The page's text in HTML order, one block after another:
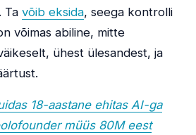
Ta võib eksida, seega kontrolli
võimas abiline, mitte
ühest ülesandest, ja
18-aastane ehitas AI-ga
müüs 80M eest